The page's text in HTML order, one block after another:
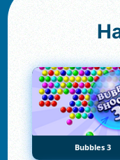
Bubbles 3